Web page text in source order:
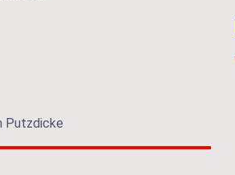
Putzdicke